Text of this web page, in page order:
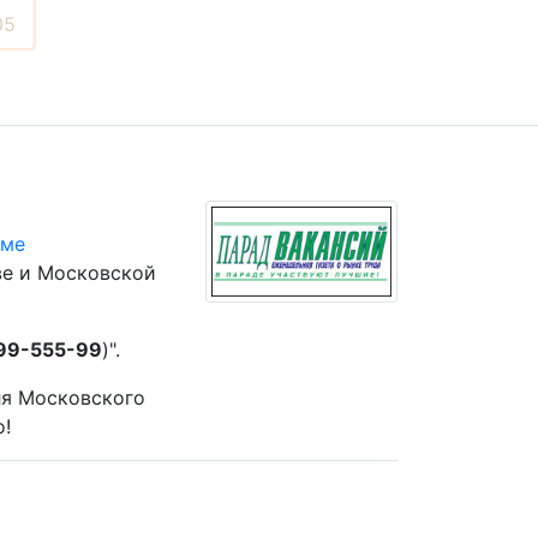
и Московской
555-99)".
Московского